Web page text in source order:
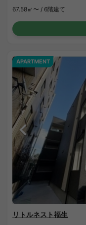
67.58㎡〜 / 6階建て
APARTMENT
リトルネスト福生